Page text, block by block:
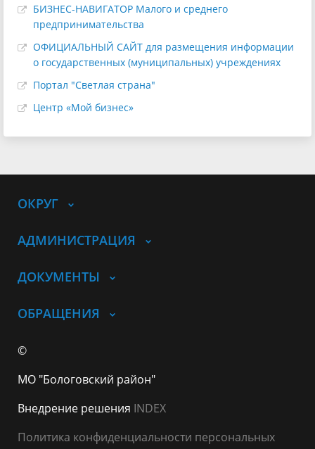
БИЗНЕС-НАВИГАТОР Малого и среднего
предпринимательства
ОФИЦИАЛЬНЫЙ САЙТ для размещения информации
о государственных (муниципальных) учреждениях
Портал "Светлая страна"
Центр «Мой бизнес»
ОКРУГ
АДМИНИСТРАЦИЯ
ДОКУМЕНТЫ
ОБРАЩЕНИЯ
©
МО "Бологовский район"
Внедрение решения INDEX
Политика конфиденциальности персональных